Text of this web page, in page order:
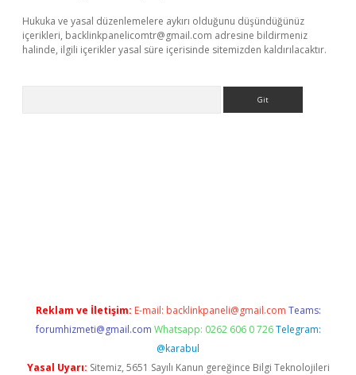
Hukuka ve yasal düzenlemelere aykırı olduğunu düşündüğünüz
içerikleri, backlinkpanelicomtr@gmail.com adresine bildirmeniz
halinde, ilgili içerikler yasal süre içerisinde sitemizden kaldırılacaktır.
Reklam ve İletişim: E-mail: backlinkpaneli@gmail.com Teams:
forumhizmeti@gmail.com Whatsapp: 0262 606 0 726 Telegram:
@karabul
Yasal Uyarı: Sitemiz, 5651 Sayılı Kanun gereğince Bilgi Teknolojileri